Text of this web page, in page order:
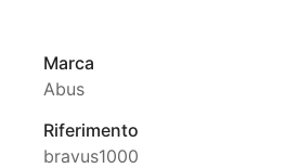
Marca
Abus
Riferimento
bravus1000